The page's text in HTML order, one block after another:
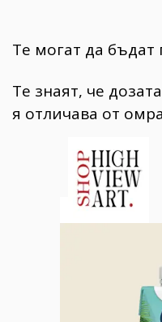
Те могат да бъдат
Те знаят, че
я отличава от